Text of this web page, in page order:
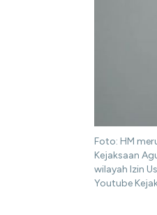
Foto: HM
Kejaksaan
wilayah Izin
Youtube